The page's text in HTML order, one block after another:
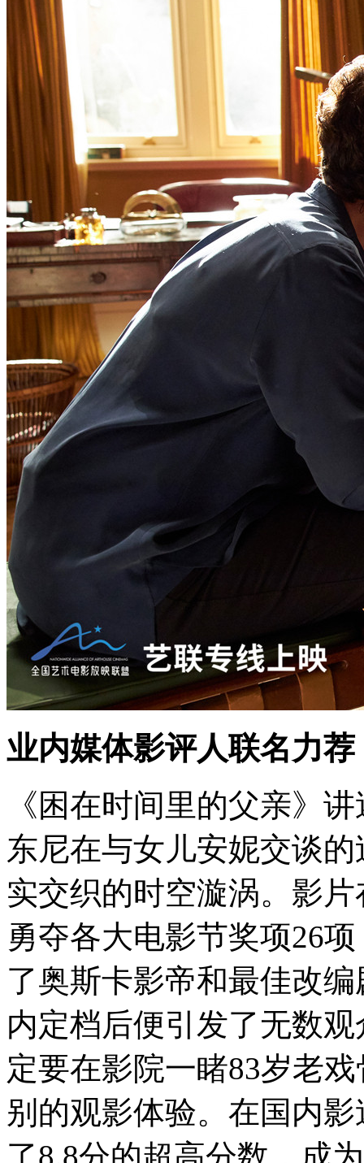
业内媒体影评人联名力
《困在时间里的父亲》
东尼在与女儿安妮交谈
实交织的时空漩涡。影
勇夺各大电影节奖项26
了奥斯卡影帝和最佳改
内定档后便引发了无数
定要在影院一睹83岁老
别的观影体验。在国内
了8.8分的超高分数，成